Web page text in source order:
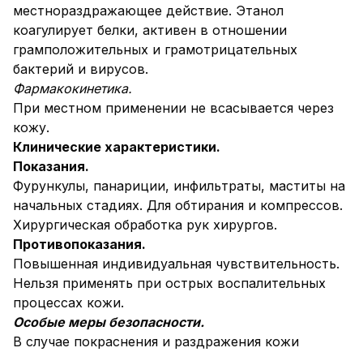
местнораздражающее действие. Этанол
коагулирует белки, активен в отношении
грамположительных и грамотрицательных
бактерий и вирусов.
Фармакокинетика.
При местном применении не всасывается через
кожу.
Клинические характеристики.
Показания.
Фурункулы, панариции, инфильтраты, маститы на
начальных стадиях. Для обтирания и компрессов.
Хирургическая обработка рук хирургов.
Противопоказания.
Повышенная индивидуальная чувствительность.
Нельзя применять при острых воспалительных
процессах кожи.
Особые меры безопасности.
В случае покраснения и раздражения кожи